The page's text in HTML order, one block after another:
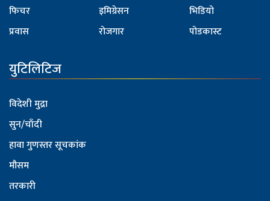
फिचर
प्रवास
इमिग्रेसन
रोजगार
भिडियो
पोडकास्ट
युटिलिटिज
विदेशी मुद्रा
सुन/चाँदी
हावा गुणस्तर सूचकांक
मौसम
तरकारी